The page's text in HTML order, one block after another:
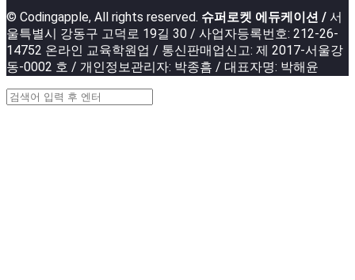
© Codingapple, All rights reserved. 슈퍼로켓 에듀케이션 / 서
울특별시 강동구 고덕로 19길 30 / 사업자등록번호: 212-26-
14752 온라인 교육학원업 / 통신판매업신고: 제 2017-서울강
동-0002 호 / 개인정보관리자: 박종흠 / 대표자명: 박해윤